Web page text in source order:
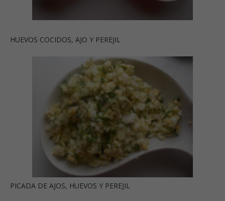
HUEVOS COCIDOS, AJO Y PEREJIL
PICADA DE AJOS, HUEVOS Y PEREJIL